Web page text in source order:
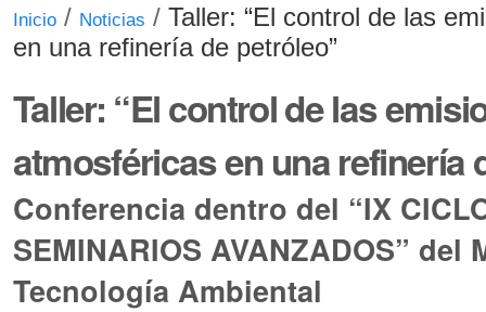
Inicio / Noticias / Taller: “El control de las
en una refinería de petróleo”
Taller: “El control de las
atmosféricas en una refinería
Conferencia dentro del “IX
SEMINARIOS AVANZADOS” del
Tecnología Ambiental